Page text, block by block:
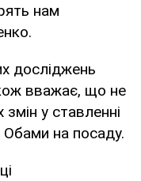
нам
досліджень
вважає, що не
у ставленні
Обами на посаду.